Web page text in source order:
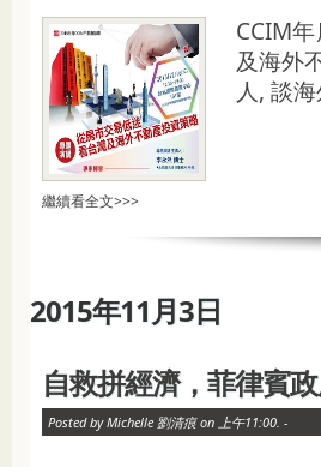
CCIM
及海外
人, 談
繼續看全文>>>
2015年11月3日
自救拼經濟，菲律賓
Posted by Michelle 劉清痕 on 上午11:00. -